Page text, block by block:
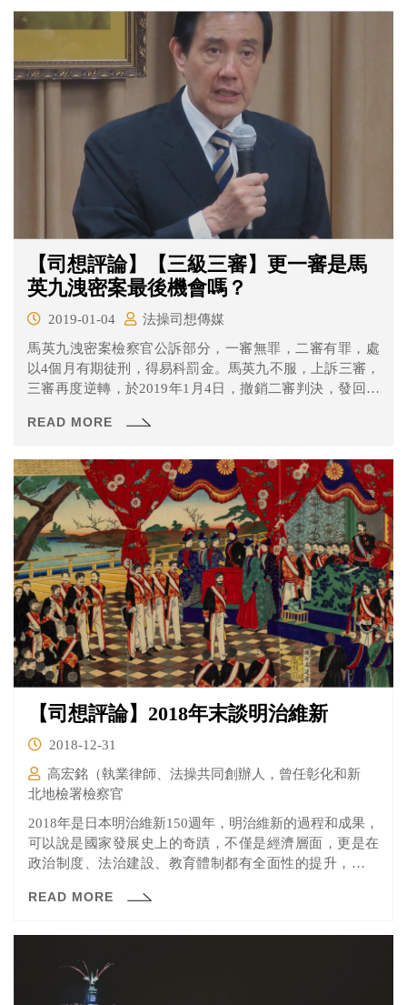
【司想評論】【三級三審】更一審是馬
英九洩密案最後機會嗎？
2019-01-04
法操司想傳媒
馬英九洩密案檢察官公訴部分，一審無罪，二審有罪，處
以4個月有期徒刑，得易科罰金。馬英九不服，上訴三審，
三審再度逆轉，於2019年1月4日，撤銷二審判決，發回更
正有期待；柯建銘則對外表示，最高法院自我矮化、濫權
時能夠贏得勝利。
READ MORE
【司想評論】2018年末談明治維新
2018-12-31
高宏銘（執業律師、法操共同創辦人，曾任彰化和新
北地檢署檢察官
2018年是日本明治維新150週年，明治維新的過程和成果，
可以說是國家發展史上的奇蹟，不僅是經濟層面，更是在
政治制度、法治建設、教育體制都有全面性的提升，從明
層面都有廣泛影響力的國家。回首這件人類歷史上的大
READ MORE